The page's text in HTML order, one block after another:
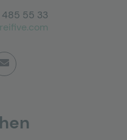
485 55 33